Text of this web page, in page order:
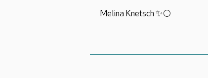
Melina Knetsch ✨🌕